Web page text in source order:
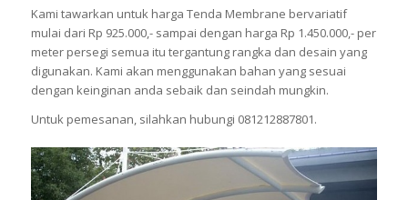
Kami tawarkan untuk harga Tenda Membrane bervariatif
mulai dari Rp 925.000,- sampai dengan harga Rp 1.450.000,- per
meter persegi semua itu tergantung rangka dan desain yang
digunakan. Kami akan menggunakan bahan yang sesuai
dengan keinginan anda sebaik dan seindah mungkin.
Untuk pemesanan, silahkan hubungi 081212887801.